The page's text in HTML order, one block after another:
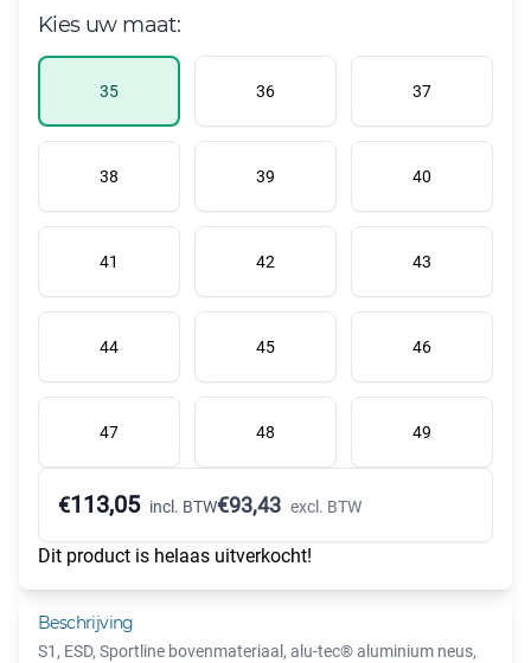
Kies uw maat:
35 36 37
38 39 40
41 42 43
44 45 46
47 48 49
€113,05 incl. BTW€93,43 excl. BTW
Dit product is helaas uitverkocht!
Beschrijving
S1, ESD, Sportline bovenmateriaal, alu-tec® aluminium neus,